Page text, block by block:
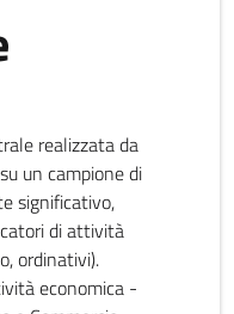
realizzata da
un campione di
significativo,
di attività
ordinativi).
economica -